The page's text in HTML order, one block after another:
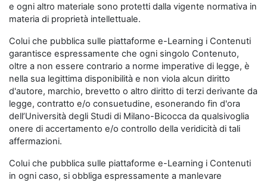
e ogni altro materiale sono protetti dalla vigente normativa in
materia di proprietà intellettuale.
Colui che pubblica sulle piattaforme e-Learning i Contenuti
garantisce espressamente che ogni singolo Contenuto,
oltre a non essere contrario a norme imperative di legge, è
nella sua legittima disponibilità e non viola alcun diritto
d'autore, marchio, brevetto o altro diritto di terzi derivante da
legge, contratto e/o consuetudine, esonerando fin d'ora
dell’Università degli Studi di Milano-Bicocca da qualsivoglia
onere di accertamento e/o controllo della veridicità di tali
affermazioni.
Colui che pubblica sulle piattaforme e-Learning i Contenuti
in ogni caso, si obbliga espressamente a manlevare